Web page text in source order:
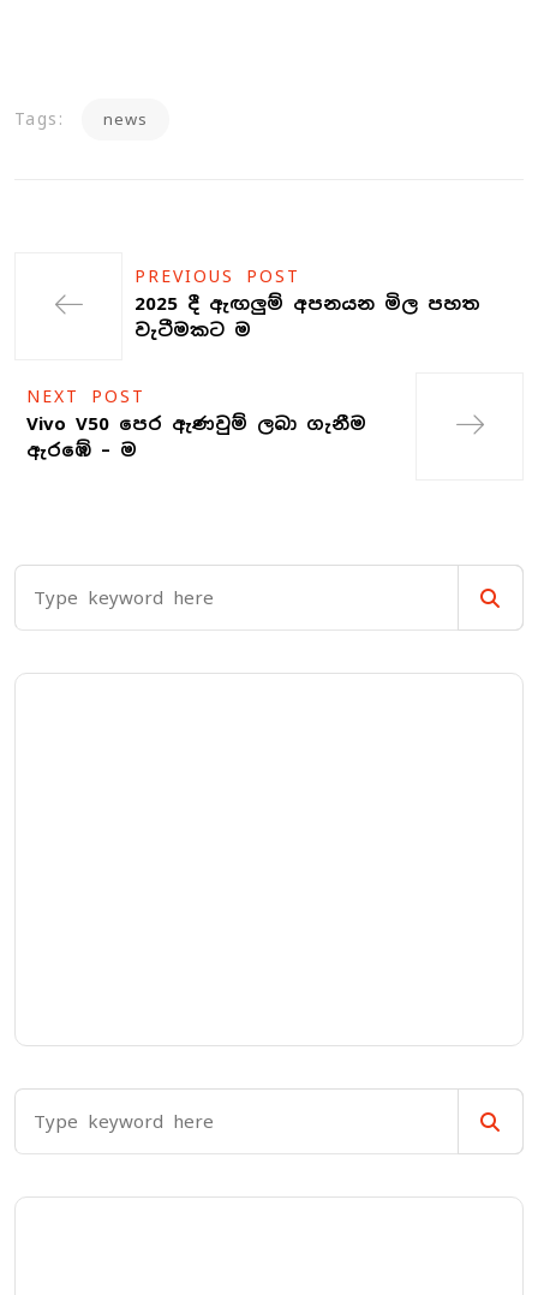
Tags: news
PREVIOUS POST
2025 දී ඇඟලුම් අපනයන මිල පහත
වැටීමකට ම
NEXT POST
Vivo V50 පෙර ඇණවුම් ලබා ගැනීම
ඇරඹේ – ම